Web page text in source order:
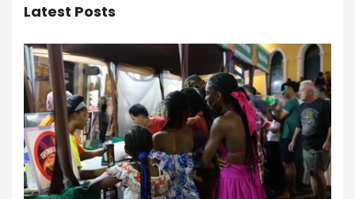
Latest Posts